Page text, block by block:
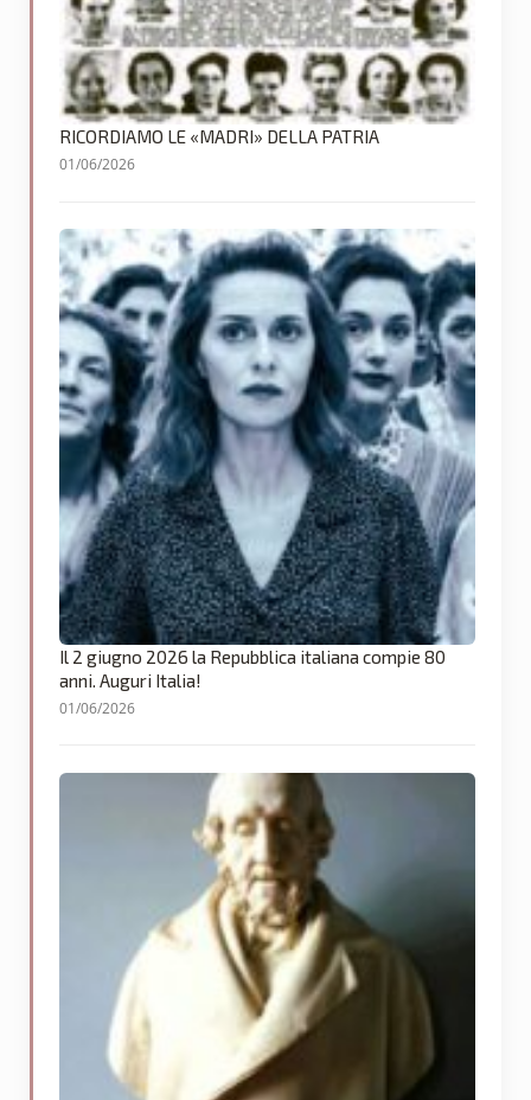
RICORDIAMO LE «MADRI» DELLA PATRIA
01/06/2026
Il 2 giugno 2026 la Repubblica italiana compie 80
anni. Auguri Italia!
01/06/2026